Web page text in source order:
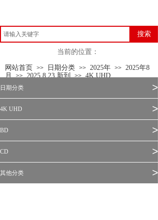
搜索
当前的位置：
网站首页 >> 日期分类 >> 2025年 >> 2025年8
月 >> 2025.8.23 新到 >> 4K UHD
日期分类 >
4K UHD >
BD >
CD >
其他分类 >